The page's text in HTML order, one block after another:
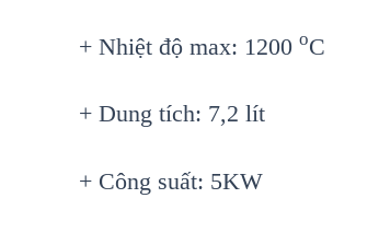
+ Nhiệt độ max: 1200 oC
+ Dung tích: 7,2 lít
+ Công suất: 5KW